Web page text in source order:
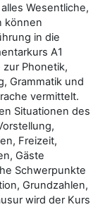
Wesentliche,
können
in die
A1
Phonetik,
Grammatik und
vermittelt.
Situationen des
Freizeit,
Gäste
Schwerpunkte
Grundzahlen,
wird der Kurs